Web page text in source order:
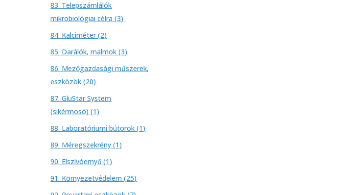
83. Telepszámlálók
mikrobiológiai célra 33
84. Kalciméter 22
termék
85. Darálók, malmok 33
termék
86. Mezőgazdasági műszerek,
eszközök 2020
termék
87. GluStar System
(sikérmosó) 1 1
termék
88. Laboratóriumi bútorok 1 1
89. Méregszekrény 1 1
90. Elszívóernyő 1 1
termék
91. Környezetvédelem 2525
termék